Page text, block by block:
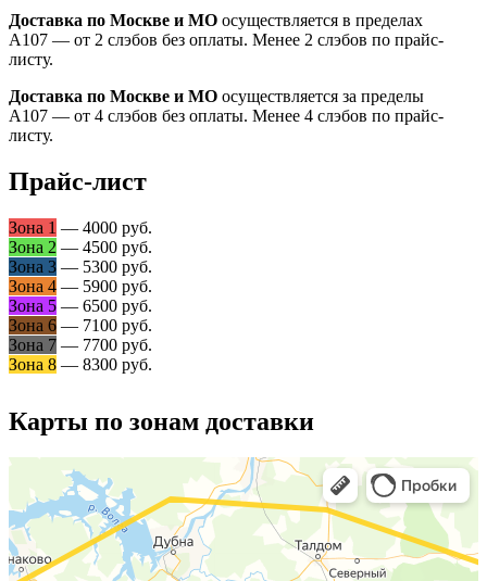
Доставка по Москве и МО осуществляется в пределах
А107 — от 2 слэбов без оплаты. Менее 2 слэбов по прайс-
листу.
Доставка по Москве и МО осуществляется за пределы
А107 — от 4 слэбов без оплаты. Менее 4 слэбов по прайс-
листу.
Прайс-лист
Зона 1 — 4000 руб.
Зона 2 — 4500 руб.
Зона 3 — 5300 руб.
Зона 4 — 5900 руб.
Зона 5 — 6500 руб.
Зона 6 — 7100 руб.
Зона 7 — 7700 руб.
Зона 8 — 8300 руб.
Карты по зонам доставки